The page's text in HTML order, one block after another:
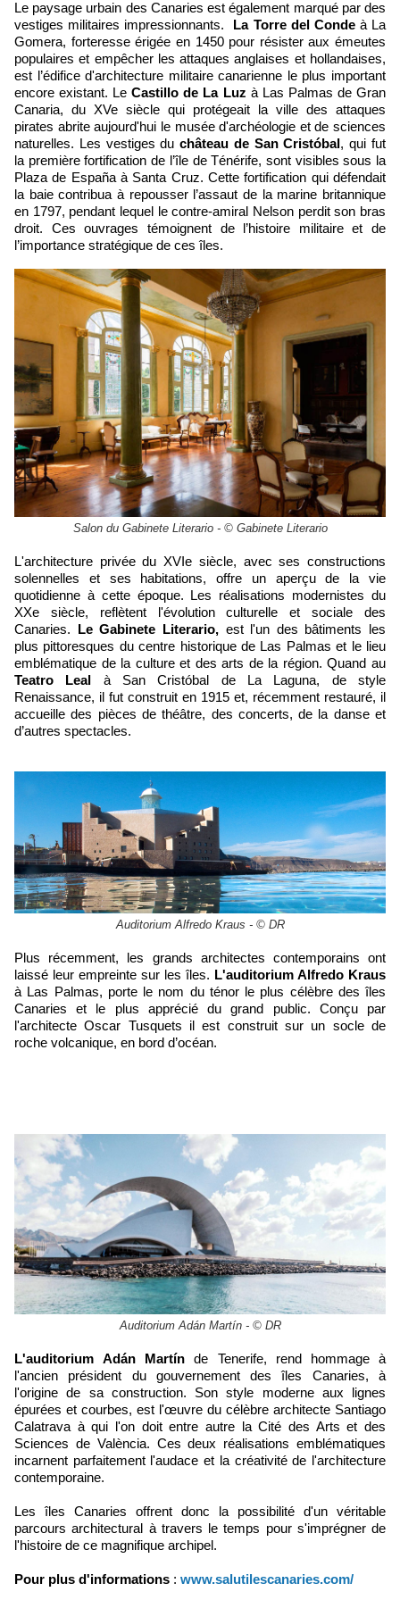
Le paysage urbain des Canaries est également marqué par des
vestiges militaires impressionnants. La Torre del Condeà La
Gomera, forteresse érigée en 1450 pour résister aux émeutes
populaires et empêcher les attaques anglaises et hollandaises,
est l’édifice d'architecture militaire canarienne le plus important
encore existant. LeCastillo de La Luz à Las Palmas de Gran
Canaria, du XVe siècle qui protégeait la ville des attaques
pirates abrite aujourd'hui le musée d'archéologie et de sciences
naturelles. Les vestiges duchâteau de San Cristóbal, qui fut
la première fortification de l’île de Ténérife, sont visibles sous la
Plaza de España à Santa Cruz. Cette fortification qui défendait
la baie contribua à repousser l’assaut de la marine britannique
en 1797, pendant lequel le contre-amiral Nelson perdit son bras
droit. Ces ouvrages témoignent de l’histoire militaire et de
l’importance stratégique de ces îles.
Salon du Gabinete Literario - © Gabinete Literario
L'architecture privée du XVIe siècle, avec ses constructions
solennelles et ses habitations, offre un aperçu de la vie
quotidienne à cette époque. Les réalisations modernistes du
XXe siècle, reflètent l'évolution culturelle et sociale des
Canaries. Le Gabinete Literario,est l'un des bâtiments les
plus pittoresques du centre historique de Las Palmas et le lieu
emblématique de la culture et des arts de la région. Quand au
Teatro Leal à San Cristóbal de La Laguna, de style
Renaissance, il fut construit en 1915 et, récemment restauré, il
accueille des pièces de théâtre, des concerts, de la danse et
d’autres spectacles.
Auditorium Alfredo Kraus - © DR
Plus récemment, les grands architectes contemporains ont
laissé leur empreinte sur les îles. L'auditorium Alfredo Kraus
à Las Palmas, porte le nom du ténor le plus célèbre des îles
Canaries et le plus apprécié du grand public. Conçu par
l'architecte Oscar Tusquets il est construit sur un socle de
roche volcanique, en bord d’océan.
Auditorium Adán Martín - © DR
L'auditorium Adán Martín de Tenerife, rend hommage à
l'ancien président du gouvernement des îles Canaries, à
l'origine de sa construction. Son style moderne aux lignes
épurées et courbes, est l'œuvre du célèbre architecte Santiago
Calatrava à qui l'on doit entre autre la Cité des Arts et des
Sciences de València. Ces deux réalisations emblématiques
incarnent parfaitement l'audace et la créativité de l'architecture
contemporaine.
Les îles Canaries offrent donc la possibilité d'un véritable
parcours architectural à travers le temps pour s'imprégner de
l'histoire de ce magnifique archipel.
Pour plus d'informations : www.salutilescanaries.com/